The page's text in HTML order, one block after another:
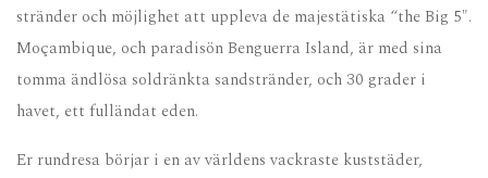
stränder och möjlighet att uppleva de majestätiska “the Big 5″.
Moçambique, och paradisön Benguerra Island, är med sina
tomma ändlösa soldränkta sandstränder, och 30 grader i
havet, ett fulländat eden.
Er rundresa börjar i en av världens vackraste kuststäder,